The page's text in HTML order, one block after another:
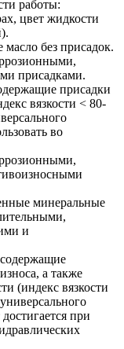
работы:
цвет жидкости
без присадок.
присадками.
присадки
вязкости < 80-
во
минеральные
и
а также
(индекс вязкости
при